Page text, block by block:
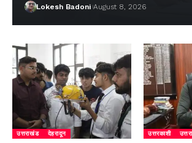
Lokesh Badoni August 8, 2026
उत्तराखंड देहरादून उत्तरकाशी